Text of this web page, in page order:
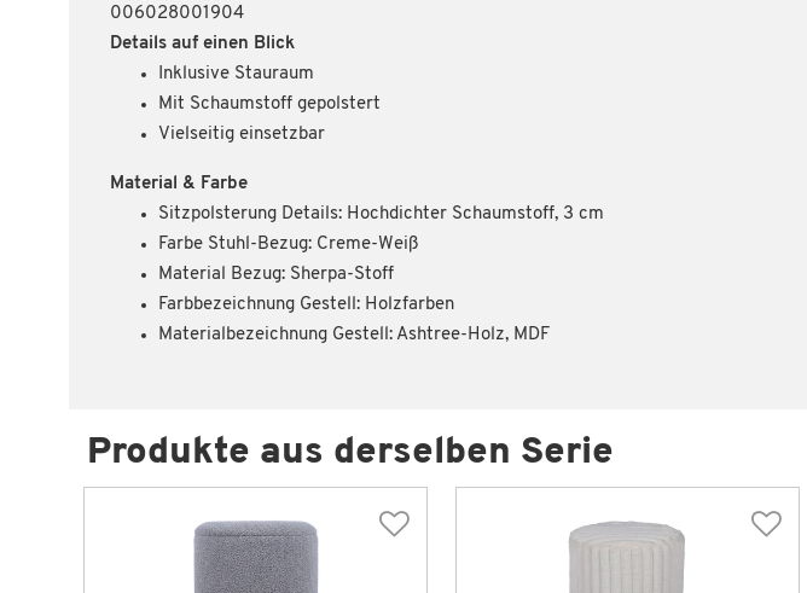
006028001904
Details auf einen Blick
Inklusive Stauraum
Mit Schaumstoff gepolstert
Vielseitig einsetzbar
Material & Farbe
Sitzpolsterung Details: Hochdichter Schaumstoff, 3 cm
Farbe Stuhl-Bezug: Creme-Weiß
Material Bezug: Sherpa-Stoff
Farbbezeichnung Gestell: Holzfarben
Materialbezeichnung Gestell: Ashtree-Holz, MDF
Produkte aus derselben Serie